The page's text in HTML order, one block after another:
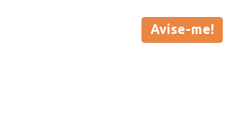
Avise-me!